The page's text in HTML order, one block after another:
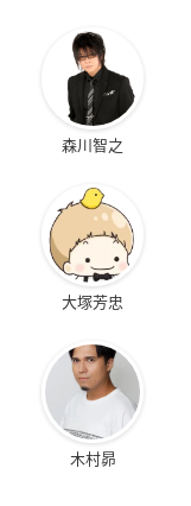
森川智之
大塚芳忠
木村昴